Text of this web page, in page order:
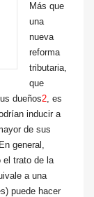
Más que
una
nueva
reforma
tributaria,
que
dueños2, es
inducir a
de sus
general,
el trato de la
a una
puede hacer